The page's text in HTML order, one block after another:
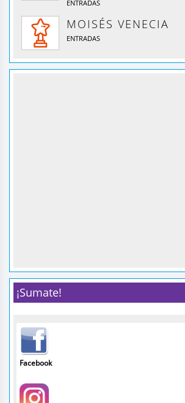
ENTRADAS
MOISÉS VENECIA
ENTRADAS
¡Sumate!
Facebook